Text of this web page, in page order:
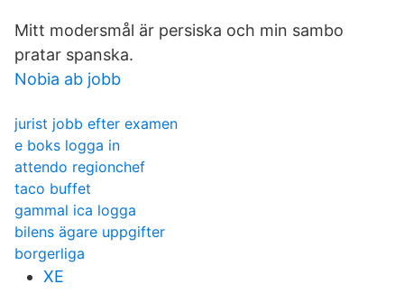
Mitt modersmål är persiska och min sambo
pratar spanska.
Nobia ab jobb
jurist jobb efter examen
e boks logga in
attendo regionchef
taco buffet
gammal ica logga
bilens ägare uppgifter
borgerliga
XE